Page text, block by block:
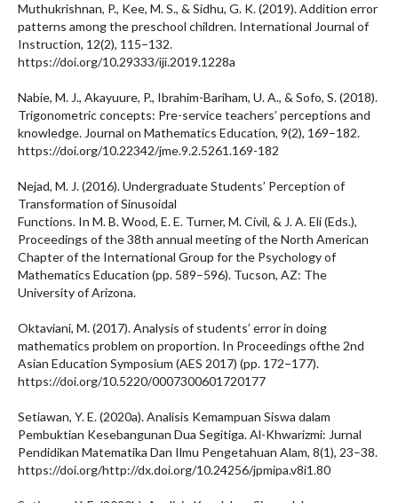
Muthukrishnan, P., Kee, M. S., & Sidhu, G. K. (2019). Addition error
patterns among the preschool children. International Journal of
Instruction, 12(2), 115–132.
https://doi.org/10.29333/iji.2019.1228a
Nabie, M. J., Akayuure, P., Ibrahim-Bariham, U. A., & Sofo, S. (2018).
Trigonometric concepts: Pre-service teachers’ perceptions and
knowledge. Journal on Mathematics Education, 9(2), 169–182.
https://doi.org/10.22342/jme.9.2.5261.169-182
Nejad, M. J. (2016). Undergraduate Students’ Perception of
Transformation of Sinusoidal
Functions. In M. B. Wood, E. E. Turner, M. Civil, & J. A. Eli (Eds.),
Proceedings of the 38th annual meeting of the North American
Chapter of the International Group for the Psychology of
Mathematics Education (pp. 589–596). Tucson, AZ: The
University of Arizona.
Oktaviani, M. (2017). Analysis of students’ error in doing
mathematics problem on proportion. In Proceedings ofthe 2nd
Asian Education Symposium (AES 2017) (pp. 172–177).
https://doi.org/10.5220/0007300601720177
Setiawan, Y. E. (2020a). Analisis Kemampuan Siswa dalam
Pembuktian Kesebangunan Dua Segitiga. Al-Khwarizmi: Jurnal
Pendidikan Matematika Dan Ilmu Pengetahuan Alam, 8(1), 23–38.
https://doi.org/http://dx.doi.org/10.24256/jpmipa.v8i1.80